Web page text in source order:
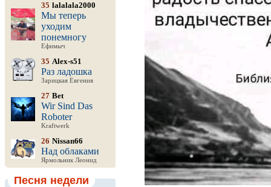
35 lalalala2000
Мы теперь
уходим
понемногу
Ефимыч
35 Alex-s51
Раз ладошка
Зарицкая Евгения
27 Bet
Wir Sind Das
Roboter
Kraftwerk
26 Nissan66
Над облаками
Ярмольник Леонид
Песня недели